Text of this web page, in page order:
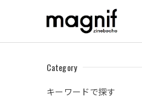
Category
キーワードで探す